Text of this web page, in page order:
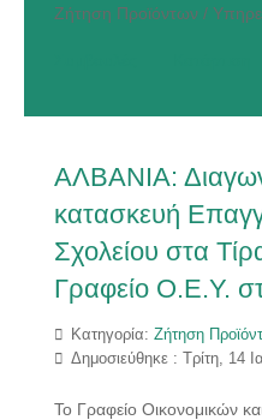
Ζήτηση Προϊόντων /
ΑΛΒΑΝΙΑ:
κατασκευή
Σχολείου στα
Γραφείο Ο.Ε.Υ.
Κατηγορία: Ζήτηση
Δημοσιεύθηκε : Τρίτη, 14
Το Γραφείο Οικονομικών